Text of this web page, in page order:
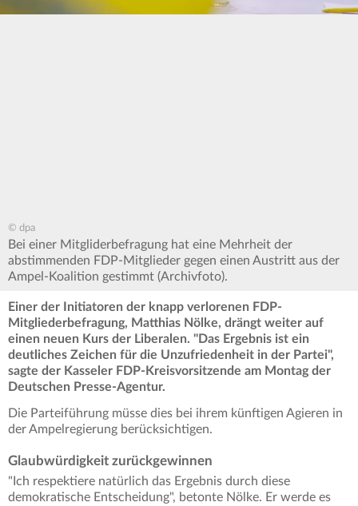
© dpa
Bei einer Mitgliderbefragung hat eine Mehrheit der
abstimmenden FDP-Mitglieder gegen einen Austritt aus der
Ampel-Koalition gestimmt (Archivfoto).
Einer der Initiatoren der knapp verlorenen FDP-
Mitgliederbefragung, Matthias Nölke, drängt weiter auf
einen neuen Kurs der Liberalen. "Das Ergebnis ist ein
deutliches Zeichen für die Unzufriedenheit in der Partei",
sagte der Kasseler FDP-Kreisvorsitzende am Montag der
Deutschen Presse-Agentur.
Die Parteiführung müsse dies bei ihrem künftigen Agieren in
der Ampelregierung berücksichtigen.
Glaubwürdigkeit zurückgewinnen
"Ich respektiere natürlich das Ergebnis durch diese
demokratische Entscheidung", betonte Nölke. Er werde es